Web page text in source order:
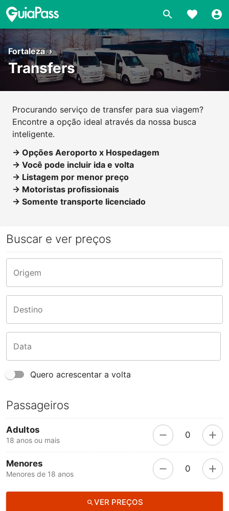
Fortaleza ›
Transfers
Procurando serviço de transfer para sua viagem?
Encontre a opção ideal através da nossa busca
inteligente.
→ Opções Aeroporto x Hospedagem
→ Você pode incluir ida e volta
→ Listagem por menor preço
→ Motoristas profissionais
→ Somente transporte licenciado
Buscar e ver preços
Origem
Destino
Data
Quero acrescentar a volta
Passageiros
Adultos
18 anos ou mais
0
Menores
Menores de 18 anos
0
VER PREÇOS